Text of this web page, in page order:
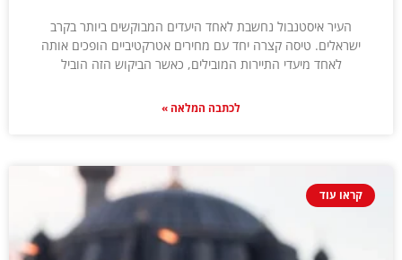
העיר איסטנבול נחשבת לאחד היעדים המבוקשים ביותר בקרב
ישראלים. טיסה קצרה יחד עם מחירים אטרקטיביים הופכים אותה
לאחד מיעדי התיירות המובילים, כאשר הביקוש הזה הוביל
לכתבה המלאה »
קראו עוד